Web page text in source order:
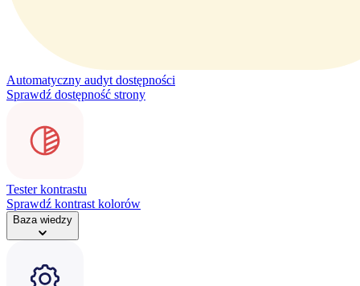
Automatyczny audyt dostępności
Sprawdź dostępność strony
Tester kontrastu
Sprawdź kontrast kolorów
Baza wiedzy